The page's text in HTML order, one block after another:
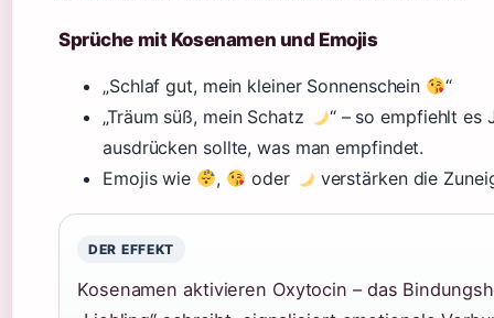
Sprüche mit Kosenamen und Emojis
„Schlaf gut, mein kleiner Sonnenschein
“
„Träum süß, mein Schatz
“ – so empfiehlt es
ausdrücken sollte, was man empfindet.
Emojis wie
, oder verstärken die
DER EFFEKT
Kosenamen aktivieren Oxytocin – das